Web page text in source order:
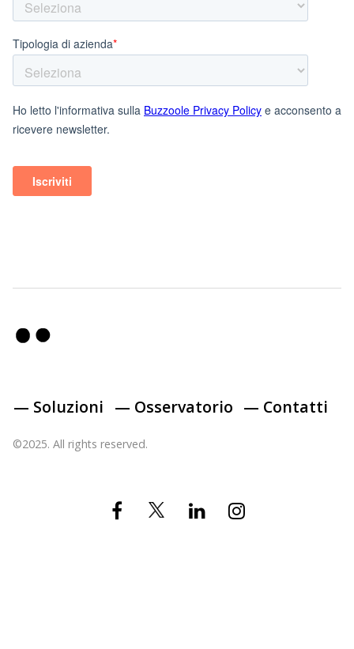
— Soluzioni — Osservatorio — Contatti
©2025. All rights reserved.
Facebook Linkedin